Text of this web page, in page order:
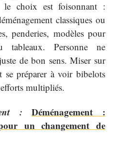
le choix est foisonnant :
classiques ou
penderies, modèles pour
tableaux. Personne ne
de bon sens. Miser sur
se préparer à voir bibelots
multipliés.
:
Déménagement :
un changement de